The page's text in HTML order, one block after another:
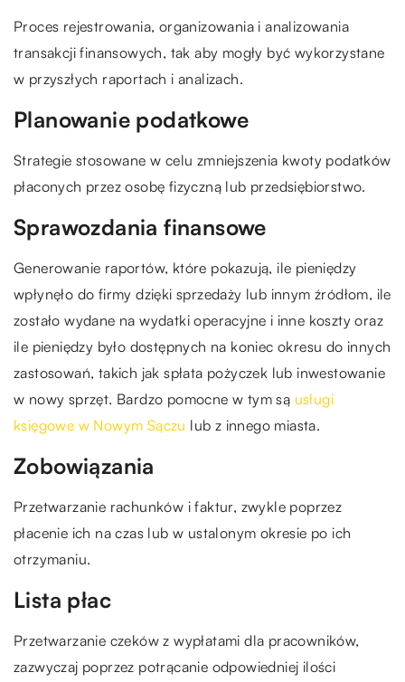
Proces rejestrowania, organizowania i analizowania
transakcji finansowych, tak aby mogły być wykorzystane
w przyszłych raportach i analizach.
Planowanie podatkowe
Strategie stosowane w celu zmniejszenia kwoty podatków
płaconych przez osobę fizyczną lub przedsiębiorstwo.
Sprawozdania finansowe
Generowanie raportów, które pokazują, ile pieniędzy
wpłynęło do firmy dzięki sprzedaży lub innym źródłom, ile
zostało wydane na wydatki operacyjne i inne koszty oraz
ile pieniędzy było dostępnych na koniec okresu do innych
zastosowań, takich jak spłata pożyczek lub inwestowanie
w nowy sprzęt. Bardzo pomocne w tym są usługi
księgowe w Nowym Sączu lub z innego miasta.
Zobowiązania
Przetwarzanie rachunków i faktur, zwykle poprzez
płacenie ich na czas lub w ustalonym okresie po ich
otrzymaniu.
Lista płac
Przetwarzanie czeków z wypłatami dla pracowników,
zazwyczaj poprzez potrącanie odpowiedniej ilości